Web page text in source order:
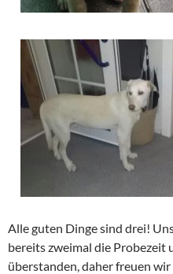
Alle guten Dinge sind drei!
bereits zweimal die Probezeit
überstanden, daher freuen